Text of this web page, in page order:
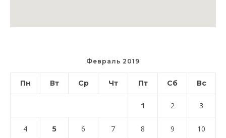
Февраль 2019
Пн Вт Ср Чт Пт Сб Вс
1 2 3
4 5 6 7 8 9 10